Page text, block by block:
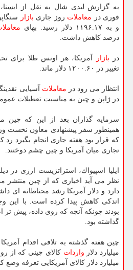
به گزارش لیدی شال به نقل از
فوری در معاملات روز جاری بازار
و به ۱۱۹۶.۱۷ دلار رسید. بهای
درصد كاهش داشت.
در بازار
آمریكا، هر اونس طلا برای
تغییر در ۱۲۰۰.۶۰ دلار ماند.
انتظار می رود در معاملات آسیایی
در ژاپن و چین به مناسبت تعطیلات
سرمایه گذاران بعد از این كه چین
همینطور سفر پیشنهادی معاون نخست
كه قرار بود هفته جاری انجام بگیرد رد
تجاری میان آمریكا و چین چشم دوختند.
ایلیا اسپیواك، استراتژیست ارزی در
نظر می آید اخباری كه از چین منتشر
دارد و دلار آمریكا رشد محتاطانه ای
اندكی كاهش پیدا كرده است. با این
بودند چونكه آنچه كه روی داده، پیش تر
گذاشته بود.
میلیارد دلار واردات
میلیارد دلار كالای آمریكایی تعرفه وضع